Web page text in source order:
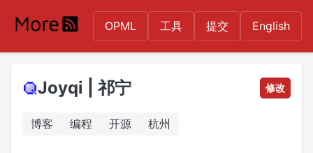
OPML 工具 提交 English
Joyqi | 祁宁 修改
博客 编程 开源 杭州